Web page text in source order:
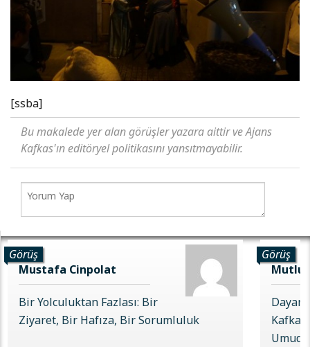
[ssba]
Bu makalede yer alan görüşler yazara aittir ve Ajans
Kafkas'ın editöryel politikasını yansıtmayabilir.
Görüş
Mustafa Cinpolat
Bir Yolculuktan Fazlası: Bir
Ziyaret, Bir Hafıza, Bir Sorumluluk
Görüş
Mutlu
Kafkas
Umudu